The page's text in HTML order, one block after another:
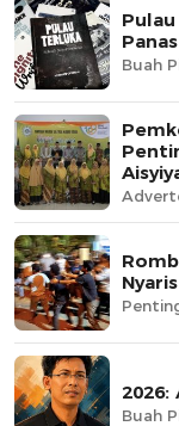
Buah
2026:
Buah